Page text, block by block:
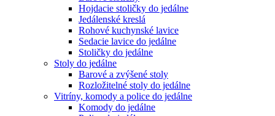
Hojdacie stoličky do jedálne
Jedálenské kreslá
Rohové kuchynské lavice
Sedacie lavice do jedálne
Stoličky do jedálne
Stoly do jedálne
Barové a zvýšené stoly
Rozložitelné stoly do jedálne
Vitríny, komody a police do jedálne
Komody do jedálne